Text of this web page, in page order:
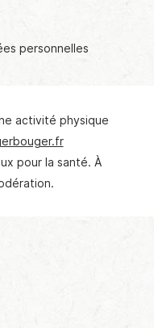
© Crédit photo : Claire Brague
personnelles
activité physique
pour la santé. À